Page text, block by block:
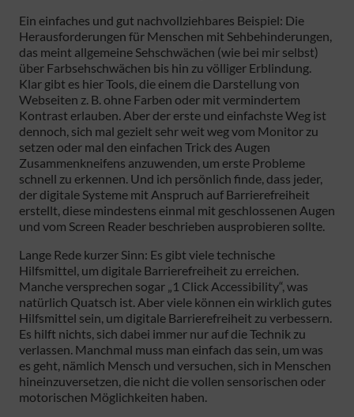
Ein einfaches und gut nachvollziehbares Beispiel: Die
Herausforderungen für Menschen mit Sehbehinderungen,
das meint allgemeine Sehschwächen (wie bei mir selbst)
über Farbsehschwächen bis hin zu völliger Erblindung.
Klar gibt es hier Tools, die einem die Darstellung von
Webseiten z. B. ohne Farben oder mit vermindertem
Kontrast erlauben. Aber der erste und einfachste Weg ist
dennoch, sich mal gezielt sehr weit weg vom Monitor zu
setzen oder mal den einfachen Trick des Augen
Zusammenkneifens anzuwenden, um erste Probleme
schnell zu erkennen. Und ich persönlich finde, dass jeder,
der digitale Systeme mit Anspruch auf Barrierefreiheit
erstellt, diese mindestens einmal mit geschlossenen Augen
und vom Screen Reader beschrieben ausprobieren sollte.
Lange Rede kurzer Sinn: Es gibt viele technische
Hilfsmittel, um digitale Barrierefreiheit zu erreichen.
Manche versprechen sogar „1 Click Accessibility“, was
natürlich Quatsch ist. Aber viele können ein wirklich gutes
Hilfsmittel sein, um digitale Barrierefreiheit zu verbessern.
Es hilft nichts, sich dabei immer nur auf die Technik zu
verlassen. Manchmal muss man einfach das sein, um was
es geht, nämlich Mensch und versuchen, sich in Menschen
hineinzuversetzen, die nicht die vollen sensorischen oder
motorischen Möglichkeiten haben.